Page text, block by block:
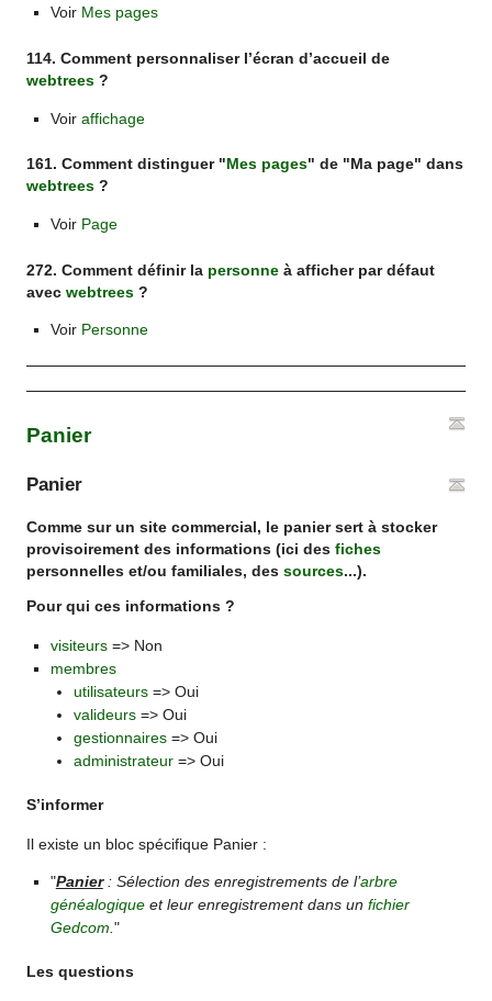
Voir Mes pages
114. Comment personnaliser l’écran d’accueil de
webtrees ?
Voir affichage
161. Comment distinguer " Mes pages" de "Ma page" dans
webtrees ?
Voir Page
272. Comment définir la personne à afficher par défaut
avecwebtrees ?
Voir Personne
Panier
Panier
Comme sur un site commercial, le panier sert à stocker
provisoirement des informations (ici desfiches
personnelles et/ou familiales, dessources...).
Pour qui ces informations ?
visiteurs=> Non
membres
utilisateurs => Oui
valideurs => Oui
gestionnaires => Oui
administrateur => Oui
S’informer
Il existe un bloc spécifique Panier :
"Panier: Sélection des enregistrements de l’arbre
généalogiqueet leur enregistrement dans un fichier
Gedcom."
Les questions